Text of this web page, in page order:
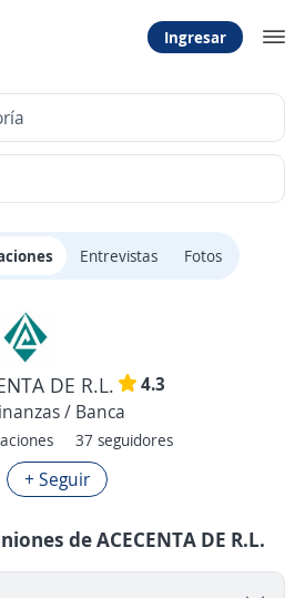
Ingresar
Entrevistas Fotos
DE R.L.
4.3
/ Banca
37 seguidores
+ Seguir
de ACECENTA DE R.L.